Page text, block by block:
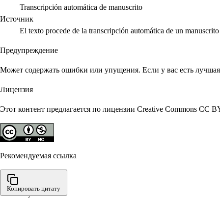
Transcripción automática de manuscrito
Источник
El texto procede de la transcripción automática de un
Предупреждение
Может содержать ошибки или упущения. Если у вас есть
Лицензия
Этот контент предлагается по лицензии Creative Commons CC
Рекомендуемая ссылка
Копировать цитату